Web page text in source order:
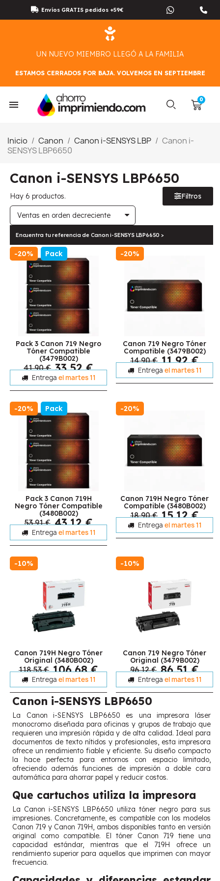
Envíos GRATIS pedidos +59€
UN NUEVO MIEMBRO LLEGÓ A LA FAMILIA
ESTAMOS CERRADOS POR BAJA. VOLVEMOS EN SEPTIEMBRE
Inicio Canon Canon i-SENSYS LBP
Canon i-
SENSYS LBP6650
Canon i-SENSYS LBP6650
Hay 6 productos. Filtros
Encuentra tu referencia de Canon i-SENSYS LBP6650 >
-20% Pack
Pack 3 Canon 719 Negro
Tóner Compatible
(3479B002)
41,90 € 33,52 €
Entrega el martes 11
-20%
Canon 719 Negro Tóner
Compatible (3479B002)
14,90 € 11,92 €
Entrega el martes 11
-20% Pack
Pack 3 Canon 719H
Negro Tóner Compatible
(3480B002)
53,91 € 43,12 €
Entrega el martes 11
-20%
Canon 719H Negro Tóner
Compatible (3480B002)
18,90 € 15,12 €
Entrega el martes 11
-10%
Canon 719H Negro Tóner
Original (3480B002)
118,53 € 106,68 €
Entrega el martes 11
-10%
Canon 719 Negro Tóner
Original (3479B002)
96,12 € 86,51 €
Entrega el martes 11
Canon i-SENSYS LBP6650
La Canon i-SENSYS LBP6650 es una impresora láser
monocromo diseñada para oficinas y grupos de trabajo que
requieren una impresión rápida y de alta calidad. Ideal para
documentos de texto nítidos y profesionales, esta impresora
ofrece un rendimiento fiable y eficiente. Su diseño compacto
la hace perfecta para entornos con espacio limitado,
ofreciendo además funciones de impresión a doble cara
automática para ahorrar papel y reducir costos.
Que cartuchos utiliza la impresora
La Canon i-SENSYS LBP6650 utiliza tóner negro para sus
impresiones. Concretamente, es compatible con los modelos
Canon 719 y Canon 719H, ambos disponibles tanto en versión
original como compatible. El tóner Canon 719 tiene una
capacidad estándar, mientras que el 719H ofrece un
rendimiento superior para aquellos que imprimen con mayor
frecuencia.